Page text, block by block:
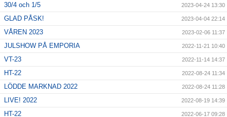
30/4 och 1/5 2023-04-24 13:30
GLAD PÅSK! 2023-04-04 22:14
VÅREN 2023 2023-02-06 11:37
JULSHOW PÅ EMPORIA 2022-11-21 10:40
VT-23 2022-11-14 14:37
HT-22 2022-08-24 11:34
LÖDDE MARKNAD 2022 2022-08-24 11:28
LIVE! 2022 2022-08-19 14:39
HT-22 2022-06-17 09:28